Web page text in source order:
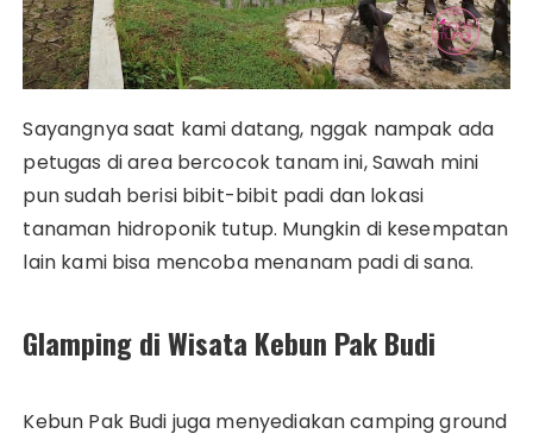
Sayangnya saat kami datang, nggak nampak ada
petugas di area bercocok tanam ini, Sawah mini
pun sudah berisi bibit-bibit padi dan lokasi
tanaman hidroponik tutup. Mungkin di kesempatan
lain kami bisa mencoba menanam padi di sana.
Glamping di Wisata Kebun Pak Budi
Kebun Pak Budi juga menyediakan camping ground